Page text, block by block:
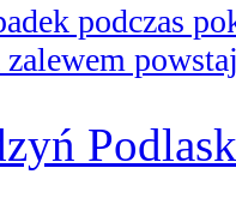
podczas
zalewem